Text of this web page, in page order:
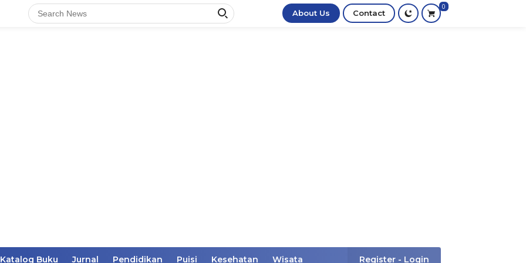
About Us Contact
0
Katalog Buku Jurnal Pendidikan Puisi Kesehatan Wisata Register - Login